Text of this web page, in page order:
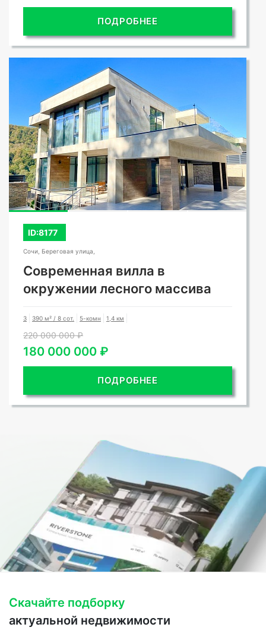
ПОДРОБНЕЕ
ID:8177
Сочи, Береговая улица,
Современная вилла в
окружении лесного массива
3 390 м² / 8 сот. 5-комн 1,4 км
220 000 000 ₽
180 000 000 ₽
ПОДРОБНЕЕ
Скачайте подборку
актуальной недвижимости